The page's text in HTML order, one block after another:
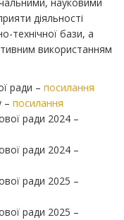
діяльності
технічної бази, а
використанням
ради – посилання
– посилання
ради 2024 –
ради 2024 –
ради 2025 –
ради 2025 –